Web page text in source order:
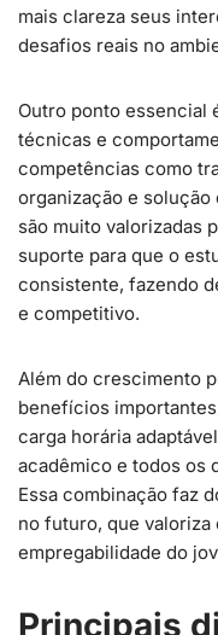
mais clareza seus
desafios reais no
Outro ponto essencial
técnicas e
competências como
organização e solução
são muito valorizadas
suporte para que o
consistente, fazendo
e competitivo.
Além do crescimento
benefícios
carga horária
acadêmico e todos os
Essa combinação faz
no futuro, que
empregabilidade do
Principais